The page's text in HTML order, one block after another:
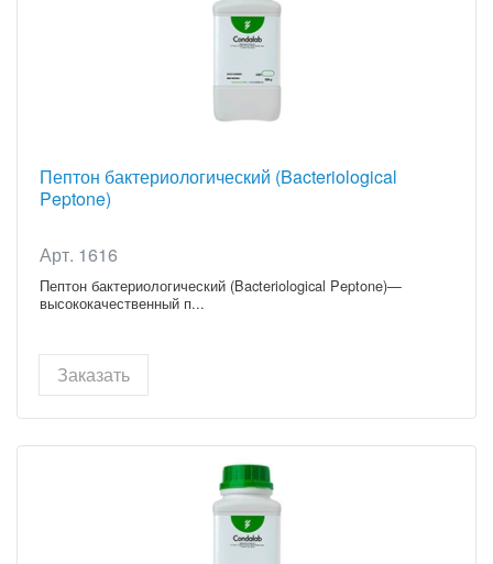
Пептон бактериологический (Bacteriological
Peptone)
Арт. 1616
Пептон бактериологический (Bacteriological Peptone)—
высококачественный п...
Заказать